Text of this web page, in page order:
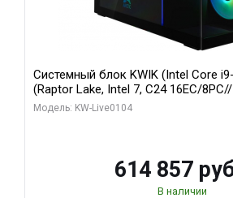
Системный блок KWIK (Intel Core
(Raptor Lake, Intel 7, C24 16EC/
модуля)/ Afox RTX4090 24GB
Модель: KW-Live0104
614 857
В наличии